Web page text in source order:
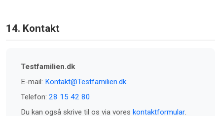
14. Kontakt
Testfamilien.dk
E-mail: Kontakt@Testfamilien.dk
Telefon: 28 15 42 80
Du kan også skrive til os via vores kontaktformular.